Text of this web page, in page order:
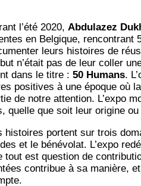
l’é­té 2020, Abdu­la­zez
en Bel­gique, ren­con­trant
leurs his­toires de
n’é­tait pas de leur col­ler
dans le titre : 50 Humans.
posi­tives à une époque où
de notre atten­tion. L’ex­po
quelle que soit leur ori­gine
his­toires portent sur trois
et le béné­vo­lat. L’ex­po
tout est ques­tion de
contri­bue à sa manière,